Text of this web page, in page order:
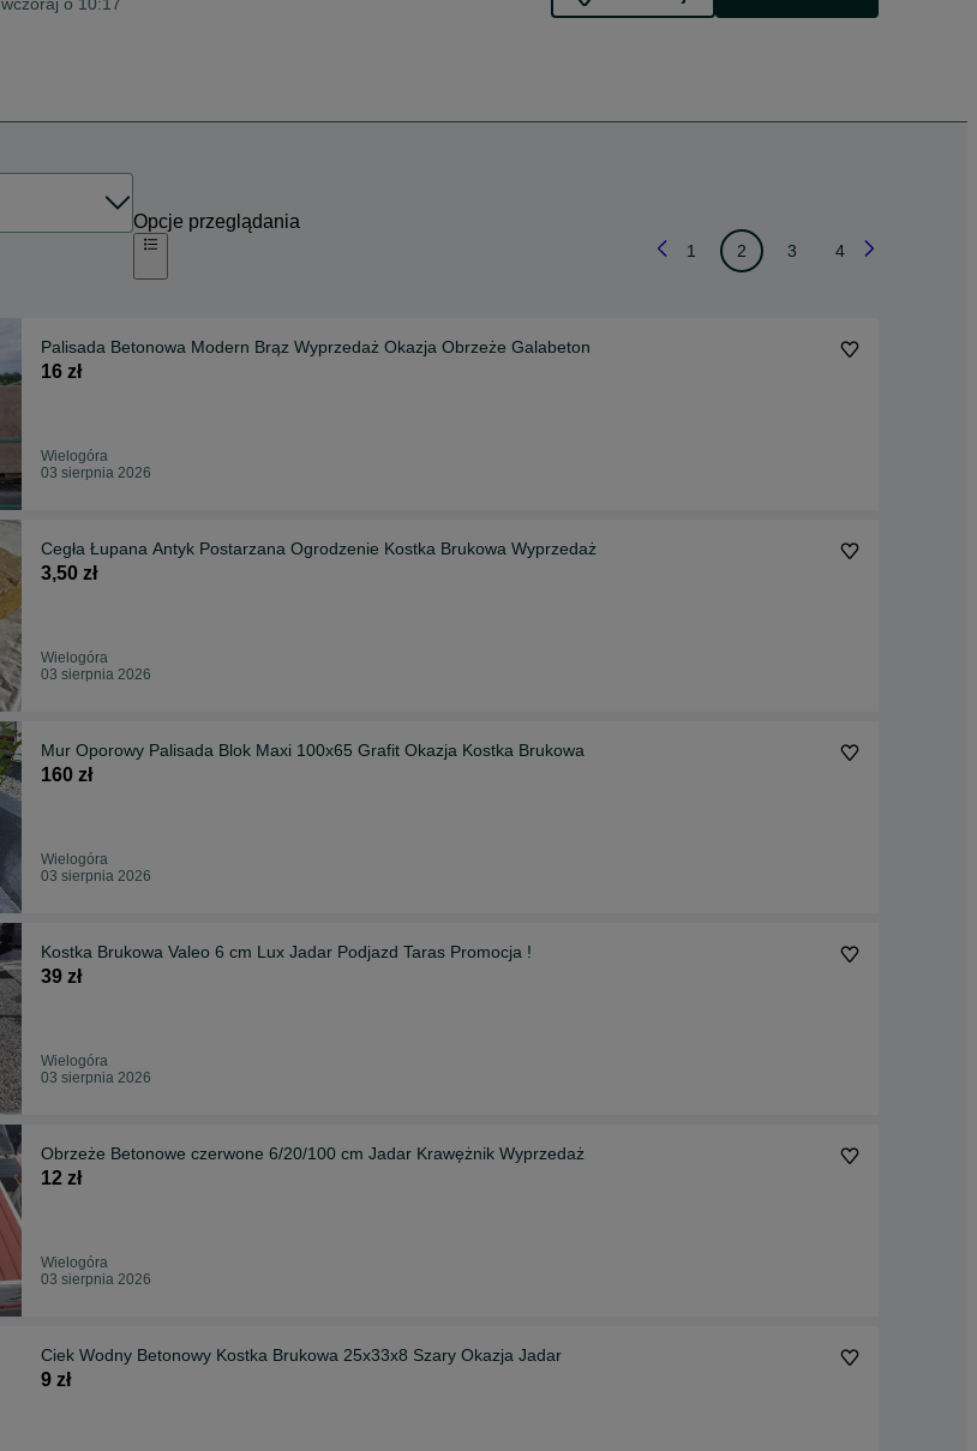
Opcje przeglądania
1 2 3 4
Palisada Betonowa Modern Brąz Wyprzedaż Okazja Obrzeże Galabeton
16 zł
Wielogóra
03 sierpnia 2026
Cegła Łupana Antyk Postarzana Ogrodzenie Kostka Brukowa Wyprzedaż
3,50 zł
Wielogóra
03 sierpnia 2026
Mur Oporowy Palisada Blok Maxi 100x65 Grafit Okazja Kostka Brukowa
160 zł
Wielogóra
03 sierpnia 2026
Kostka Brukowa Valeo 6 cm Lux Jadar Podjazd Taras Promocja !
39 zł
Wielogóra
03 sierpnia 2026
Obrzeże Betonowe czerwone 6/20/100 cm Jadar Krawężnik Wyprzedaż
12 zł
Wielogóra
03 sierpnia 2026
Ciek Wodny Betonowy Kostka Brukowa 25x33x8 Szary Okazja Jadar
9 zł